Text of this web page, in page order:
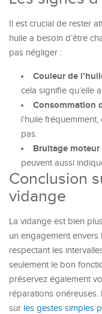
Il est crucial de rester
huile a besoin d’être
pas négliger :
Couleur de
cela signifie qu’elle
Consommation
l’huile
pas.
Bruitage moteur
peuvent aussi
Conclusion
vidange
La vidange est bien
un engagement envers
respectant les
seulement le bon
préservez également
réparations onéreuses.
sur les gestes simples